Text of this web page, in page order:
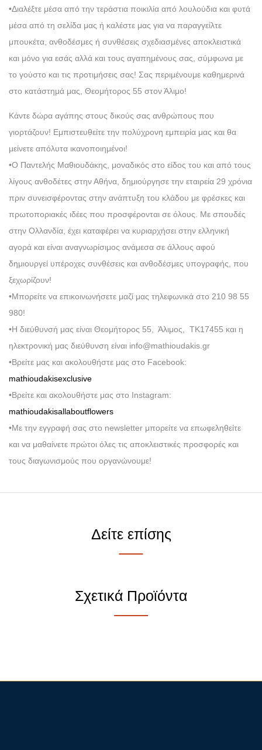
•Διαλέξτε μέσα από την τεράστια ποικιλία από λουλούδια και φυτά
μέσα από τη σελίδα μας ή καλέστε μας για να παραγγείλτε
μπουκέτα, ανθοδέσμες ή συνθέσεις σχεδιασμένες αποκλειστικά
και μόνο για εσάς αλλά και τους αγαπημένους σας, σύμφωνα με
το γούστο και τις προτιμήσεις σας! Σας περιμένουμε καθημερινά
στο κατάστημά μας, Θεομήτορος 55 στον Άλιμο!
Κάντε δώρα αγάπης στους δικούς σας ανθρώπους που
γιορτάζουν! Εμπιστευθείτε την πολύχρονη εμπειρία μας και θα
μείνετε απόλυτα ικανοποιημένοι!
•Ο Παντελής Μαθιουδάκης, μοναδικός στο είδος του και από τους
λίγους ανθοδέτες στην Αθήνα, δημιούργησε την εταιρεία 29 χρόνια
πριν συνεισφέροντας στην ανάπτυξη του κλάδου με φρέσκες και
πρωτοποριακές ιδέες που προσφέρονται σε όλους. Με σπουδές
στην Ολλανδία, έχει καταφέρει να κυριαρχήσει στην ελληνική
αγορά και είναι αναγνωρίσιμος ανάμεσα σε άλλους αφού
δημιουργεί υπέροχες συνθέσεις και ανθοδέσμες υπογραφής, που
ξεχωρίζουν!
•Μπορείτε να επικοινωνήσετε μαζί μας τηλεφωνικά στο 210 98 55
980!
•Η διεύθυνσή μας είναι Θεομήτορος 55, Άλιμος, ΤΚ17455 και η
ηλεκτρονική μας διεύθυνση είναι info@mathioudakis.gr
•Βρείτε μας και ακολουθήστε μας στο Facebook:
mathioudakisexclusive
•Βρείτε και ακολουθήστε μας στο Instagram:
mathioudakisallaboutflowers
•Με την εγγραφή σας στο newsletter μπορείτε να επωφεληθείτε
και να μαθαίνετε πρώτοι όλες τις αποκλειστικές προσφορές και
τους διαγωνισμούς που οργανώνουμε!
Δείτε επίσης
Σχετικά Προϊόντα